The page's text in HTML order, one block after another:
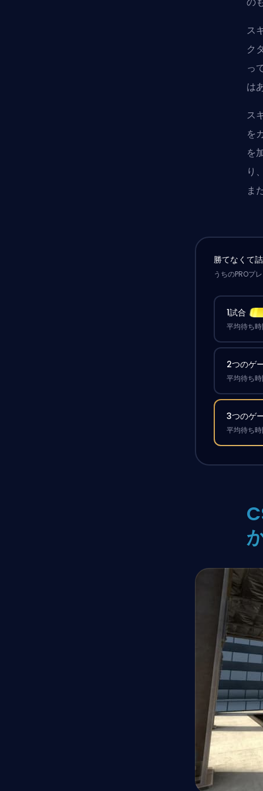
ス
ク
っ
は
ス
を
を
り
ま
勝てなくて
うちのPROプ
1試合
平均待ち
2つのゲ
平均待ち
3つのゲ
平均待ち